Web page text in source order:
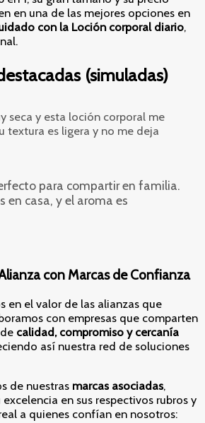
en una de las mejores opciones en
con la Loción corporal diario,
(simuladas)
seca y esta loción corporal me
textura es ligera y no me deja
para compartir en familia.
en casa, y el aroma es
con Marcas de Confianza
en el valor de las alianzas que
con empresas que comparten
calidad, compromiso y cercanía
así nuestra red de soluciones
de nuestras marcas asociadas,
en sus respectivos rubros y
a quienes confían en nosotros: